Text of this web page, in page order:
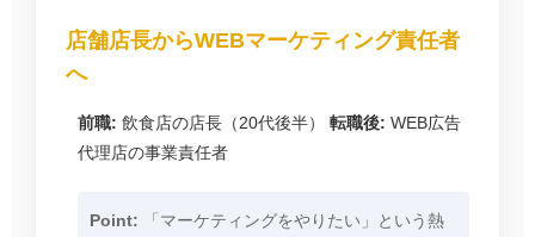
店舗店長からWEBマーケティング責任者
へ
前職: 飲食店の店長（20代後半） 転職後: WEB広告
代理店の事業責任者
Point: 「マーケティングをやりたい」という熱